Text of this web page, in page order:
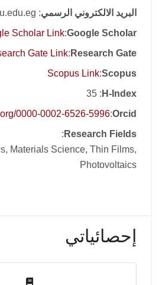
البريد الالكتروني الرسمي: alaafaragg@edu.asu.edu.eg
Google Scholar
:
Scholar Link
Research Gate
:
Gate Link
Scopus
:
Scopus Link
H-Index
: 35
Orcid
:
0000-0002-6526-5996
Research Fields
:
Materials Science, Thin Films,
Photovoltaics
إحصائياتي